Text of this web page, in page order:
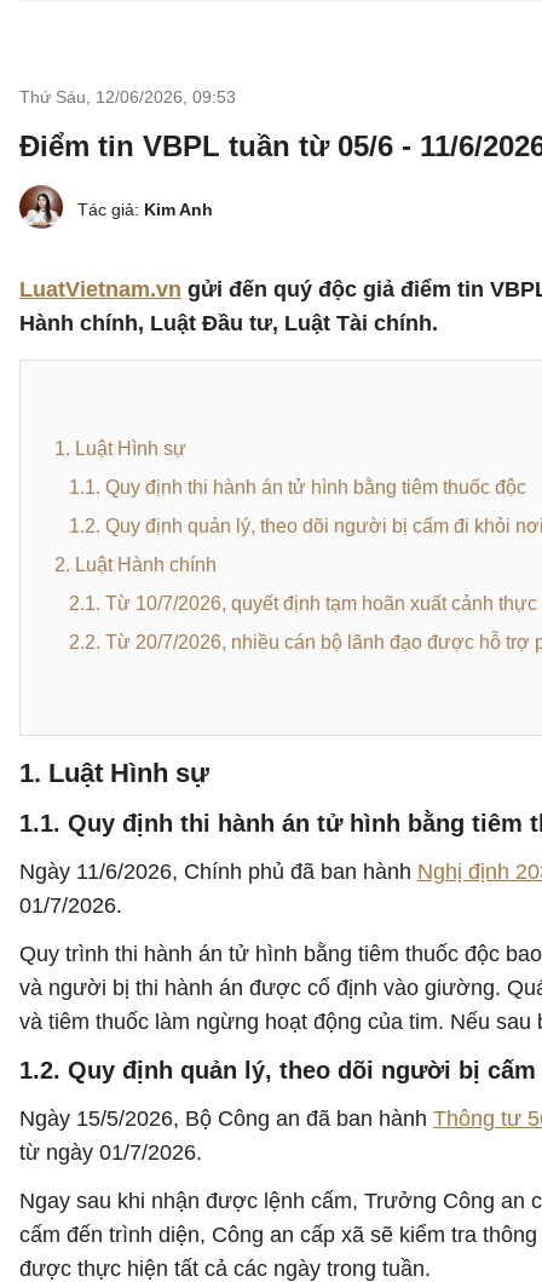
Thứ Sáu, 12/06/2026 09:53
Điểm tin VBPL tuần từ 05/6 - 11/6/
Tác giả: Kim Anh
LuatVietnam.vn gửi đến quý độc giả điểm tin
Hành chính, Luật Đầu tư, Luật Tài chính.
1. Luật Hình sự
1.1. Quy định thi hành án tử hình bằng tiêm thuốc độc
1.2. Quy định quản lý, theo dõi người bị cấm đi khỏi
2. Luật Hành chính
2.1. Từ 10/7/2026, quyết định tạm hoãn xuất cảnh
2.2. Từ 20/7/2026, nhiều cán bộ lãnh đạo được hỗ trợ
1. Luật Hình sự
1.1. Quy định thi hành án tử hình bằng tiêm
Ngày 11/6/2026, Chính phủ đã ban hành Nghị định
01/7/2026.
Quy trình thi hành án tử hình bằng tiêm thuốc độc
và người bị thi hành án được cố định vào giường.
và tiêm thuốc làm ngừng hoạt động của tim. Nếu
1.2. Quy định quản lý, theo dõi người bị
Ngày 15/5/2026, Bộ Công an đã ban hành Thông tư
từ ngày 01/7/2026.
Ngay sau khi nhận được lệnh cấm, Trưởng Công an
cấm đến trình diện, Công an cấp xã sẽ kiểm tra
được thực hiện tất cả các ngày trong tuần.